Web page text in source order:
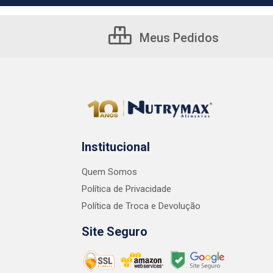
Meus Pedidos
Institucional
Quem Somos
Política de Privacidade
Política de Troca e Devolução
Site Seguro